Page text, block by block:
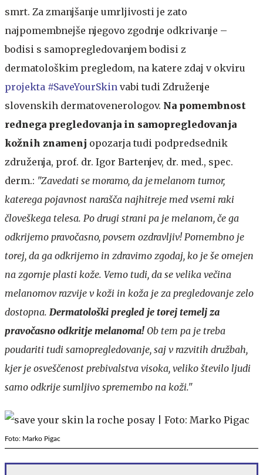
smrt. Za zmanjšanje umrljivosti je zato
najpomembnejše njegovo zgodnje odkrivanje –
bodisi s samopregledovanjem bodisi z
dermatološkim pregledom, na katere zdaj v okviru
projekta #SaveYourSkin vabi tudi Združenje
slovenskih dermatovenerologov. Na pomembnost
rednega pregledovanja in samopregledovanja
kožnih znamenj opozarja tudi podpredsednik
združenja, prof. dr. Igor Bartenjev, dr. med., spec.
derm.: "Zavedati se moramo, da je melanom tumor,
katerega pojavnost narašča najhitreje med vsemi raki
človeškega telesa. Po drugi strani pa je melanom, če ga
odkrijemo pravočasno, povsem ozdravljiv! Pomembno je
torej, da ga odkrijemo in zdravimo zgodaj, ko je še omejen
na zgornje plasti kože. Vemo tudi, da se velika večina
melanomov razvije v koži in koža je za pregledovanje zelo
dostopna. Dermatološki pregled je torej temelj za
pravočasno odkritje melanoma! Ob tem pa je treba
poudariti tudi samopregledovanje, saj v razvitih družbah,
kjer je osveščenost prebivalstva visoka, veliko število ljudi
samo odkrije sumljivo spremembo na koži."
Foto: Marko Pigac